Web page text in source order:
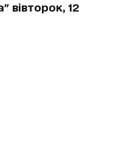
вівторок, 12